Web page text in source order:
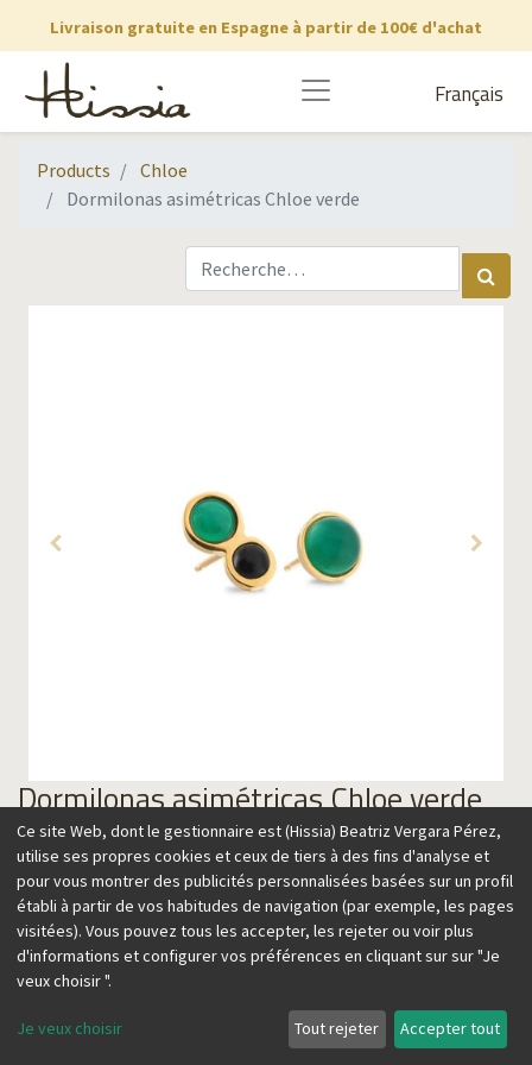
Livraison gratuite en Espagne à partir de 100€ d'achat
Français
Products
Chloe
Dormilonas asimétricas Chloe verde
Dormilonas asimétricas Chloe verde
Cet article n'est plus disponible.
Inspirados en la joyería bohemia de los años 70, los diseños
de esta colección transmiten un aire vintage en clave
Ce site Web, dont le gestionnaire est (Hissia) Beatriz Vergara Pérez,
utilise ses propres cookies et ceux de tiers à des fins d'analyse et
pour vous montrer des publicités personnalisées basées sur un profil
établi à partir de vos habitudes de navigation (par exemple, les pages
visitées). Vous pouvez tous les accepter, les rejeter ou voir plus
d'informations et configurer vos préférences en cliquant sur sur "Je
veux choisir ".
Je veux choisir Tout rejeter Accepter tout